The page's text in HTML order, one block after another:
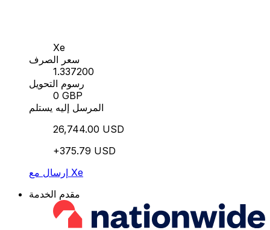
Xe
سعر الصرف
1.337200
رسوم التحويل
0 GBP
المرسل إليه يستلم
26,744.00 USD
+375.79 USD
إرسال مع Xe
مقدم الخدمة